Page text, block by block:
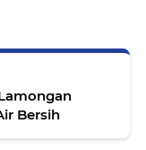
Bersih